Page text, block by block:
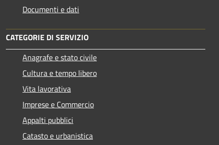
Documenti e dati
CATEGORIE DI SERVIZIO
Anagrafe e stato civile
Cultura e tempo libero
Vita lavorativa
Imprese e Commercio
Appalti pubblici
Catasto e urbanistica